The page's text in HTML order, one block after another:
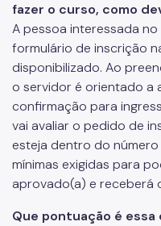
fazer o curso, como
A pessoa interessada
formulário de inscrição
disponibilizado. Ao
o servidor é orientado a
confirmação para
vai avaliar o pedido de
esteja dentro do
mínimas exigidas para
aprovado(a) e receberá
Que pontuação é